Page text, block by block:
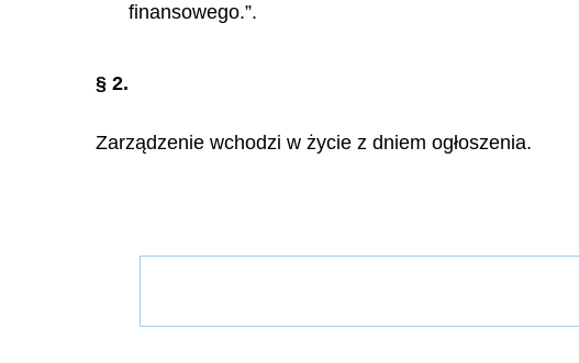
finansowego.”.
§ 2.
Zarządzenie wchodzi w życie z dniem ogłoszenia.